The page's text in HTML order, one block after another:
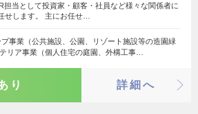
担当として投資家・顧客・社員など様々な関係者に
せします。 主にお任せ…
プ事業（公共施設、公園、リゾート施設等の造園緑
リア事業（個人住宅の庭園、外構工事…
り 詳細へ